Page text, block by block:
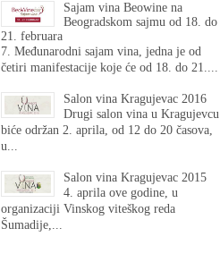
Sajam vina Beowine na
Beogradskom sajmu od 18. do
21. februara
7. Međunarodni sajam vina, jedna je od
četiri manifestacije koje će od 18. do 21....
Salon vina Kragujevac 2016
Drugi salon vina u Kragujevcu
biće održan 2. aprila, od 12 do 20 časova,
u...
Salon vina Kragujevac 2015
4. aprila ove godine, u
organizaciji Vinskog viteškog reda
Šumadije,...